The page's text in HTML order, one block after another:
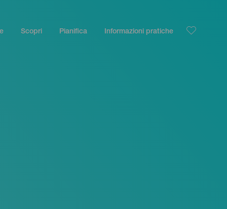
Scopri Pianifica Informazioni pratiche